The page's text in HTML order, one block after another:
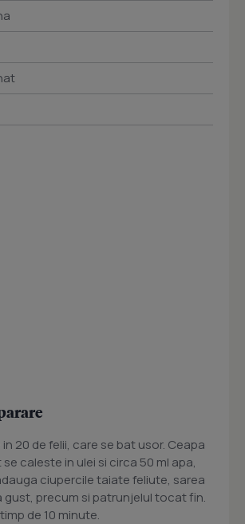
20 de felii, care se bat usor. Ceapa
caleste in ulei si circa 50 ml apa,
ciupercile taiate feliute, sarea
gust, precum si patrunjelul tocat fin.
de 10 minute.